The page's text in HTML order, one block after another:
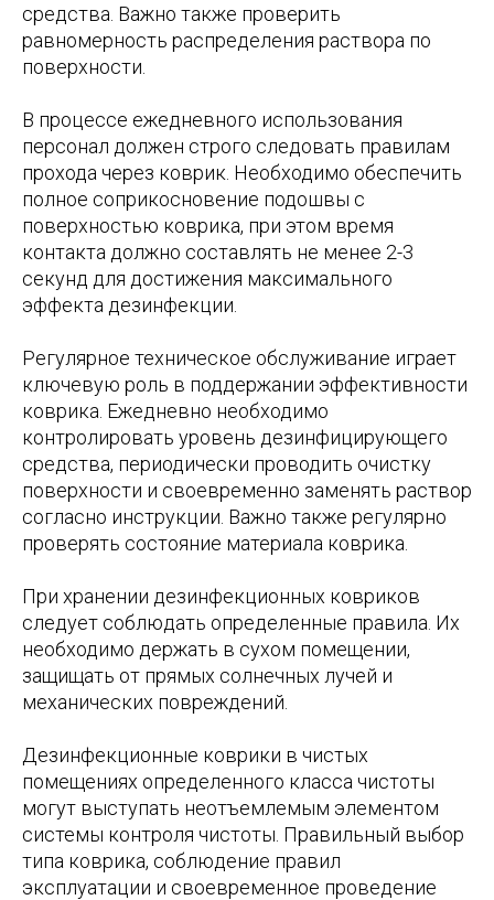
средства. Важно также проверить
равномерность распределения раствора по
поверхности.
В процессе ежедневного использования
персонал должен строго следовать правилам
прохода через коврик. Необходимо обеспечить
полное соприкосновение подошвы с
поверхностью коврика, при этом время
контакта должно составлять не менее 2-3
секунд для достижения максимального
эффекта дезинфекции.
Регулярное техническое обслуживание играет
ключевую роль в поддержании эффективности
коврика. Ежедневно необходимо
контролировать уровень дезинфицирующего
средства, периодически проводить очистку
поверхности и своевременно заменять раствор
согласно инструкции. Важно также регулярно
проверять состояние материала коврика.
При хранении дезинфекционных ковриков
следует соблюдать определенные правила. Их
необходимо держать в сухом помещении,
защищать от прямых солнечных лучей и
механических повреждений.
Дезинфекционные коврики в чистых
помещениях определенного класса чистоты
могут выступать неотъемлемым элементом
системы контроля чистоты. Правильный выбор
типа коврика, соблюдение правил
эксплуатации и своевременное проведение